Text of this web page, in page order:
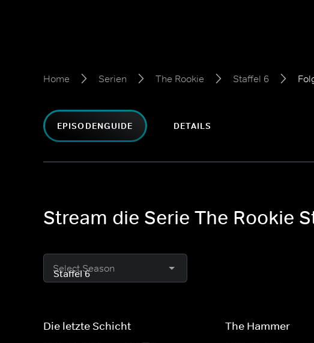
Home Serien The Rookie Staffel 6
EPISODENGUIDE DETAILS
Stream die Serie The Rookie
Select Season
Die letzte Schicht The Hammer